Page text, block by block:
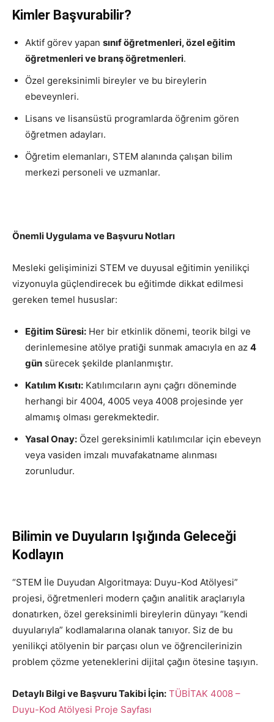
Kimler Başvurabilir?
Aktif görev yapan sınıf öğretmenleri, özel eğitim
öğretmenleri ve branş öğretmenleri.
Özel gereksinimli bireyler ve bu bireylerin
ebeveynleri.
Lisans ve lisansüstü programlarda öğrenim gören
öğretmen adayları.
Öğretim elemanları, STEM alanında çalışan bilim
merkezi personeli ve uzmanlar.
Önemli Uygulama ve Başvuru Notları
Mesleki gelişiminizi STEM ve duyusal eğitimin yenilikçi
vizyonuyla güçlendirecek bu eğitimde dikkat edilmesi
gereken temel hususlar:
Eğitim Süresi: Her bir etkinlik dönemi, teorik bilgi ve
derinlemesine atölye pratiği sunmak amacıyla en az 4
gün sürecek şekilde planlanmıştır.
Katılım Kısıtı: Katılımcıların aynı çağrı döneminde
herhangi bir 4004, 4005 veya 4008 projesinde yer
almamış olması gerekmektedir.
Yasal Onay: Özel gereksinimli katılımcılar için ebeveyn
veya vasiden imzalı muvafakatname alınması
zorunludur.
Bilimin ve Duyuların Işığında Geleceği
Kodlayın
“STEM İle Duyudan Algoritmaya: Duyu-Kod Atölyesi”
projesi, öğretmenleri modern çağın analitik araçlarıyla
donatırken, özel gereksinimli bireylerin dünyayı “kendi
duyularıyla” kodlamalarına olanak tanıyor. Siz de bu
yenilikçi atölyenin bir parçası olun ve öğrencilerinizin
problem çözme yeteneklerini dijital çağın ötesine taşıyın.
Detaylı Bilgi ve Başvuru Takibi İçin: TÜBİTAK 4008 –
Duyu-Kod Atölyesi Proje Sayfası